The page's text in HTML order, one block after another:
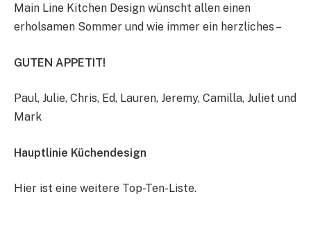
Main Line Kitchen Design wünscht allen einen
erholsamen Sommer und wie immer ein herzliches –
GUTEN APPETIT!
Paul, Julie, Chris, Ed, Lauren, Jeremy, Camilla, Juliet und
Mark
Hauptlinie Küchendesign
Hier ist eine weitere Top-Ten-Liste.